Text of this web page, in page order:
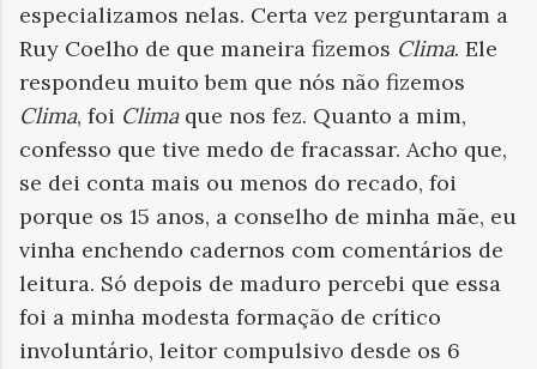
especializamos nelas. Certa vez perguntaram a
Ruy Coelho de que maneira fizemos Clima. Ele
respondeu muito bem que nós não fizemos
Clima, foi Climaque nos fez. Quanto a mim,
confesso que tive medo de fracassar. Acho que,
se dei conta mais ou menos do recado, foi
porque os 15 anos, a conselho de minha mãe, eu
vinha enchendo cadernos com comentários de
leitura. Só depois de maduro percebi que essa
foi a minha modesta formação de crítico
involuntário, leitor compulsivo desde os 6